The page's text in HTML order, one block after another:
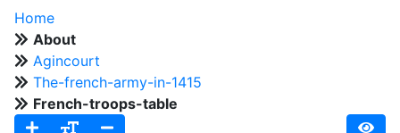
Home
About
Agincourt
The-french-army-in-1415
French-troops-table